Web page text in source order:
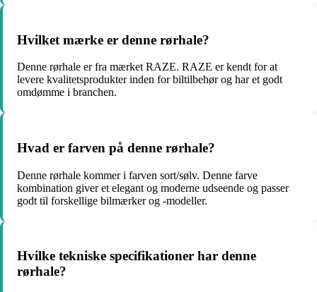
Hvilket mærke er denne rørhale?
Denne rørhale er fra mærket RAZE. RAZE er kendt for at
levere kvalitetsprodukter inden for biltilbehør og har et godt
omdømme i branchen.
Hvad er farven på denne rørhale?
Denne rørhale kommer i farven sort/sølv. Denne farve
kombination giver et elegant og moderne udseende og passer
godt til forskellige bilmærker og -modeller.
Hvilke tekniske specifikationer har denne
rørhale?